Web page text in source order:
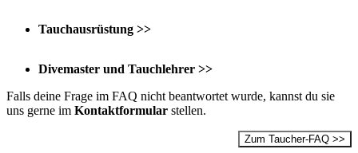
Tauchausrüstung >>
Divemaster und Tauchlehrer >>
Falls deine Frage im FAQ nicht beantwortet wurde, kannst du sie
uns gerne im Kontaktformular stellen.
Zum Taucher-FAQ >>